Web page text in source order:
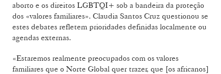
aborto e os direitos LGBTQI+ sob a bandeira da proteção
dos «valores familiares». Claudia Santos Cruz questionou se
estes debates refletem prioridades definidas localmente ou
agendas externas.
«Estaremos realmente preocupados com os valores
familiares que o Norte Global quer trazer, que [os africanos]